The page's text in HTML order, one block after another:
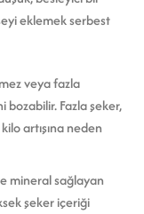
eklemek serbest
veya fazla
bozabilir. Fazla şeker,
artışına neden
mineral sağlayan
şeker içeriği